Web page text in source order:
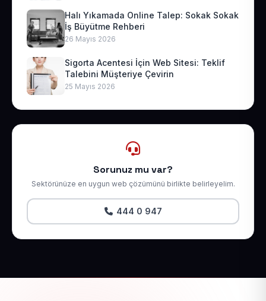
Halı Yıkamada Online Talep: Sokak Sokak
İş Büyütme Rehberi
26 Mayıs 2026
Sigorta Acentesi İçin Web Sitesi: Teklif
Talebini Müşteriye Çevirin
25 Mayıs 2026
Sorunuz mu var?
Sektörünüze en uygun web çözümünü birlikte belirleyelim.
444 0 947